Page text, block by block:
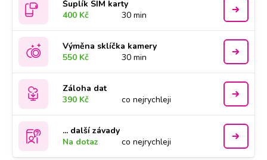
Šuplík SIM karty
400 Kč
30 min
Výměna sklíčka kamery
550 Kč
30 min
Záloha dat
390 Kč
co nejrychleji
... další závady
Na dotaz
co nejrychleji